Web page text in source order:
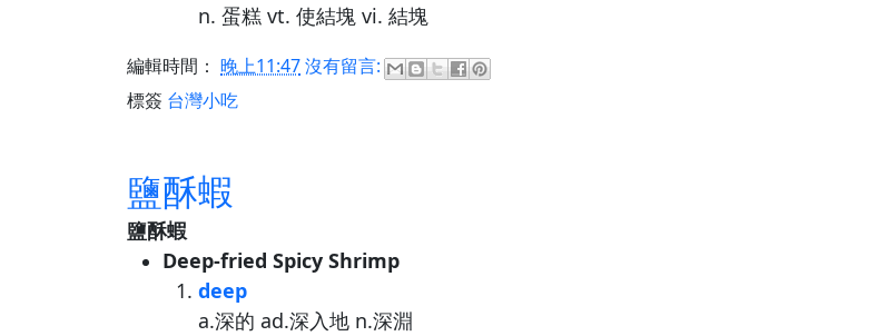
n. 蛋糕 vt. 使結塊 vi. 結塊
編輯時間： 晚上11:47沒有留言:
標簽 台灣小吃
鹽酥蝦
鹽酥蝦
Deep-fried Spicy Shrimp
deep
a.深的 ad.深入地 n.深淵